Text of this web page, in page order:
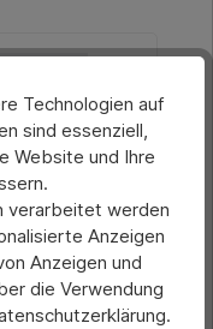
Technologien auf
sind essenziell,
Website und Ihre
verarbeitet werden
Anzeigen
Anzeigen und
die Verwendung